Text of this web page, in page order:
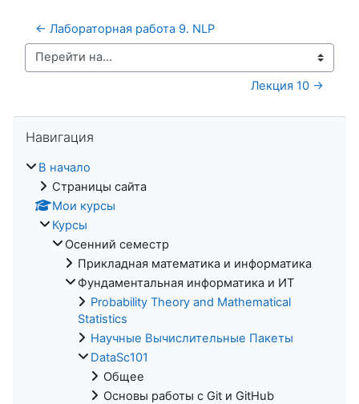
← Лабораторная работа 9. NLP
Перейти на...
Лекция 10 →
Навигация
В начало
Страницы сайта
Мои курсы
Курсы
Осенний семестр
Прикладная математика и информатика
Фундаментальная информатика и ИТ
Probability Theory and Mathematical
Statistics
Научные Вычислительные Пакеты
DataSc101
Общее
Основы работы с Git и GitHub